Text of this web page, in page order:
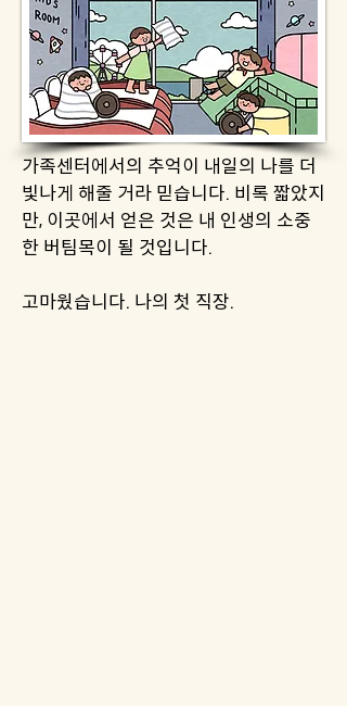
가족센터에서의 추억이 내일의 나를 더
빛나게 해줄 거라 믿습니다. 비록 짧았지
만, 이곳에서 얻은 것은 내 인생의 소중
한 버팀목이 될 것입니다.
고마웠습니다. 나의 첫 직장.